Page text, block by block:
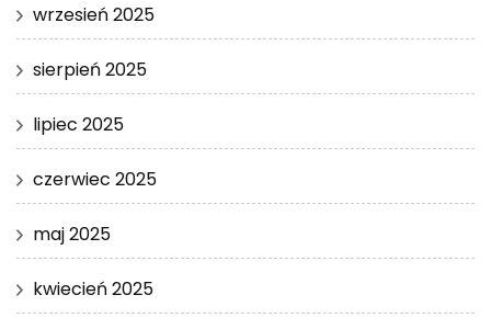
wrzesień 2025
sierpień 2025
lipiec 2025
czerwiec 2025
maj 2025
kwiecień 2025